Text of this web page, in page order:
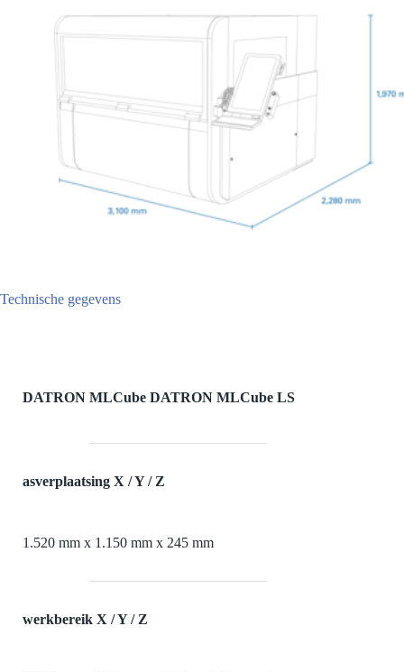
Technische gegevens
DATRON MLCube DATRON MLCube LS
asverplaatsing X / Y / Z
1.520 mm x 1.150 mm x 245 mm
werkbereik X / Y / Z